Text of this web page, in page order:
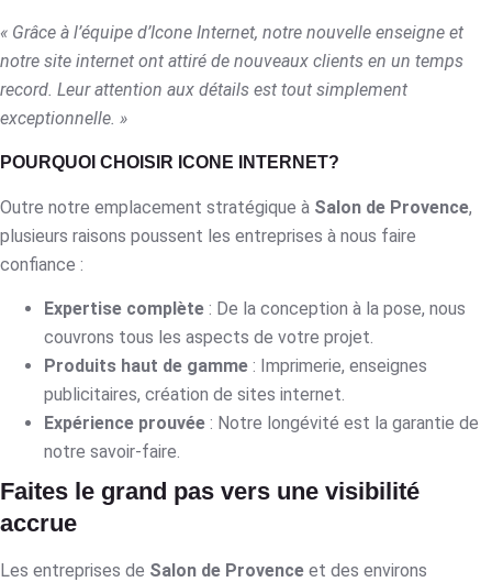
« Grâce à l’équipe d’Icone Internet, notre nouvelle enseigne et
notre site internet ont attiré de nouveaux clients en un temps
record. Leur attention aux détails est tout simplement
exceptionnelle. »
POURQUOI CHOISIR ICONE INTERNET?
Outre notre emplacement stratégique à Salon de Provence,
plusieurs raisons poussent les entreprises à nous faire
confiance :
Expertise complète : De la conception à la pose, nous
couvrons tous les aspects de votre projet.
Produits haut de gamme : Imprimerie, enseignes
publicitaires, création de sites internet.
Expérience prouvée : Notre longévité est la garantie de
notre savoir-faire.
Faites le grand pas vers une visibilité
accrue
Les entreprises de Salon de Provence et des environs